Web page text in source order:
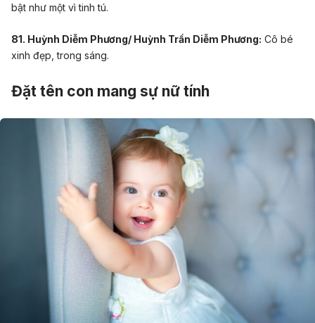
bật như một vì tinh tú.
81. Huỳnh Diễm Phương/ Huỳnh Trần Diễm Phương: Cô bé
xinh đẹp, trong sáng.
Đặt tên con mang sự nữ tính